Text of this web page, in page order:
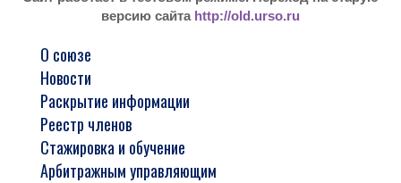
версию сайта http://old.urso.ru
О союзе
Новости
Раскрытие информации
Реестр членов
Стажировка и обучение
Арбитражным управляющим